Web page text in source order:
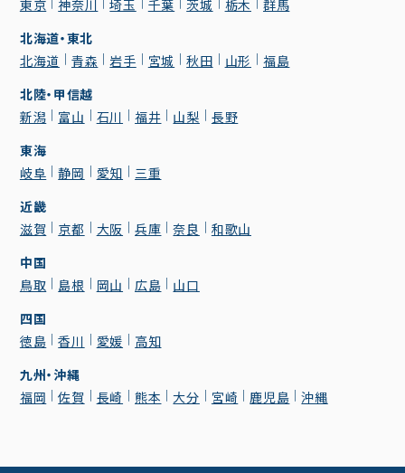
東京
神奈川 埼玉 千葉 茨城 栃木
群馬
北海道・東北
北海道
青森 岩手 宮城 秋田 山形
福島
北陸・甲信越
新潟
富山 石川 福井 山梨
長野
東海
岐阜
静岡 愛知
三重
近畿
滋賀
京都 大阪 兵庫 奈良
和歌山
中国
鳥取
島根 岡山 広島
山口
四国
徳島
香川 愛媛
高知
九州・沖縄
福岡
佐賀 長崎 熊本 大分 宮崎 鹿児島 沖縄